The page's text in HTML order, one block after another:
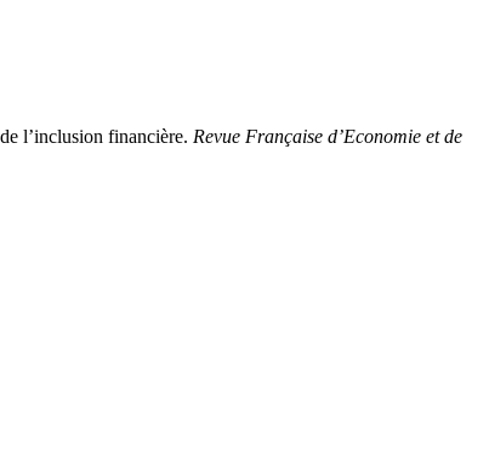
l’inclusion financière. Revue Française d’Economie et de